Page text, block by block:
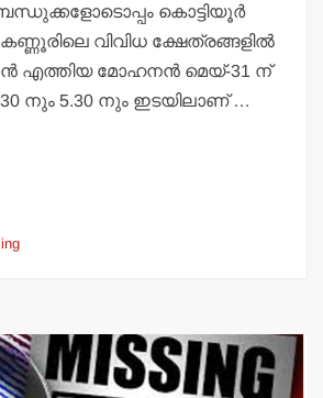
കൊട്ടിയൂര്‍
വിവിധ ക്ഷേത്രങ്ങളില്‍
എത്തിയ മോഹനന്‍ മെയ്-31 ന്
നും 5.30 നും ഇടയിലാണ് …